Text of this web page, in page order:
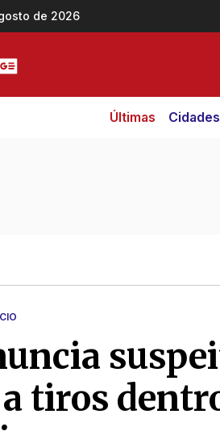
de 2026
Últimas Cidades
tiros